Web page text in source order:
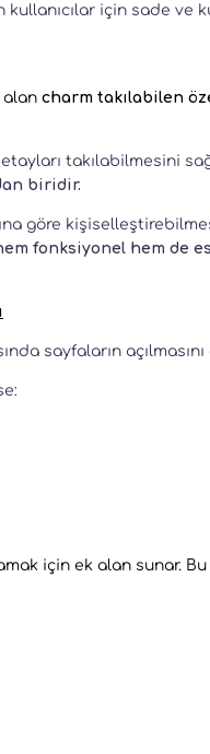
için sade ve
alan charm takılabilen
takılabilmesini
biridir.
göre
fonksiyonel hem de
sayfaların
için ek alan sunar.